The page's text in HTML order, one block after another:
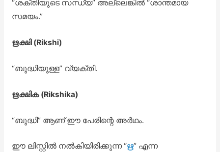
“ശക്തിയുടെ സന്ധ്യ” അല്ലെങ്കിൽ “ശാന്തമായ
സമയം.”
ഋക്ഷി (Rikshi)
“ബുദ്ധിയുള്ള” വ്യക്തി.
ഋക്ഷിക (Rikshika)
“ബുദ്ധി” ആണ് ഈ പേരിന്റെ അർഥം.
ഈ ലിസ്റ്റിൽ നൽകിയിരിക്കുന്ന “ഋ” എന്ന